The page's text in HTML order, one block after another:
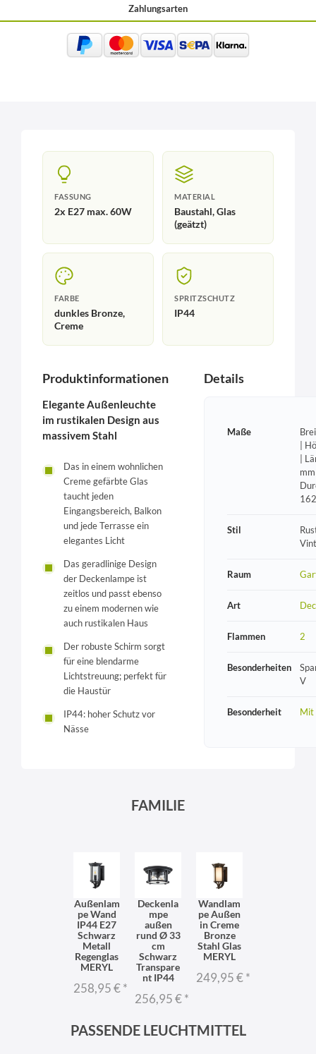
Zahlungsarten
FASSUNG
2x E27 max. 60W
MATERIAL
Baustahl, Glas
(geätzt)
FARBE
dunkles Bronze,
Creme
SPRITZSCHUTZ
IP44
Produktinformationen
Elegante Außenleuchte
im rustikalen Design aus
massivem Stahl
Das in einem wohnlichen
Creme gefärbte Glas
taucht jeden
Eingangsbereich, Balkon
und jede Terrasse ein
elegantes Licht
Das geradlinige Design
der Deckenlampe ist
zeitlos und passt ebenso
zu einem modernen wie
auch rustikalen Haus
Der robuste Schirm sorgt
für eine blendarme
Lichtstreuung; perfekt für
die Haustür
IP44: hoher Schutz vor
Nässe
Details
Maße
|
|
Stil
Raum
Art
Flammen 2
Besonderheiten
V
Besonderheit Mit
FAMILIE
Außenlam
pe Wand
IP44 E27
Schwarz
Metall
Regenglas
MERYL
258,95 €*
Deckenla
mpe
außen
rund Ø 33
cm
Schwarz
Transpare
nt IP44
256,95 €*
Wandlam
pe Außen
in Creme
Bronze
Stahl Glas
MERYL
249,95 €*
PASSENDE LEUCHTMITTEL